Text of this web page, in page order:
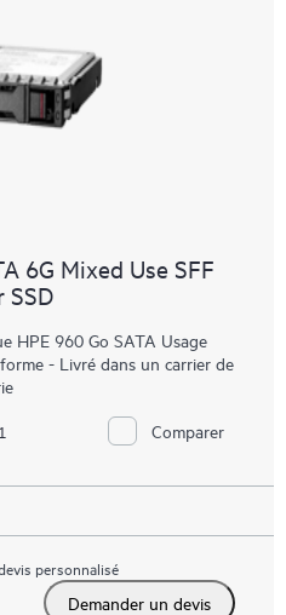
6G Mixed Use SFF
SSD
HPE 960 Go SATA Usage
- Livré dans un carrier de
Comparer
personnalisé
Demander un devis